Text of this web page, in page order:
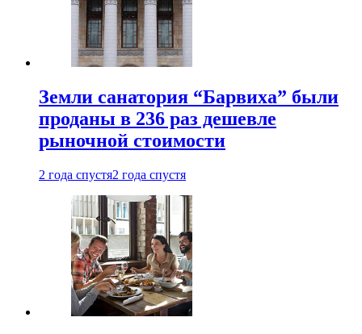
Земли санатория “Барвиха” были
проданы в 236 раз дешевле
рыночной стоимости
2 года спустя2 года спустя